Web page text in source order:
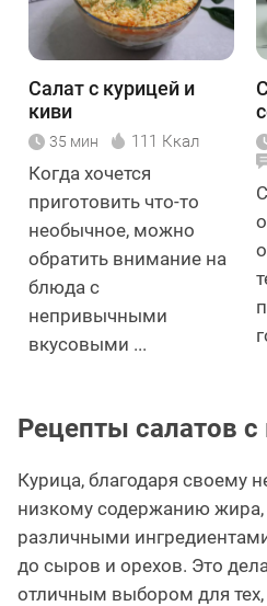
Салат с курицей и
киви
35 мин 111 Ккал
Когда хочется
приготовить что-то
необычное, можно
обратить внимание на
блюда с
непривычными
вкусовыми ...
Рецепты салатов с
Курица, благодаря своему
низкому содержанию жира,
различными
до сыров и орехов. Это
отличным выбором для тех,